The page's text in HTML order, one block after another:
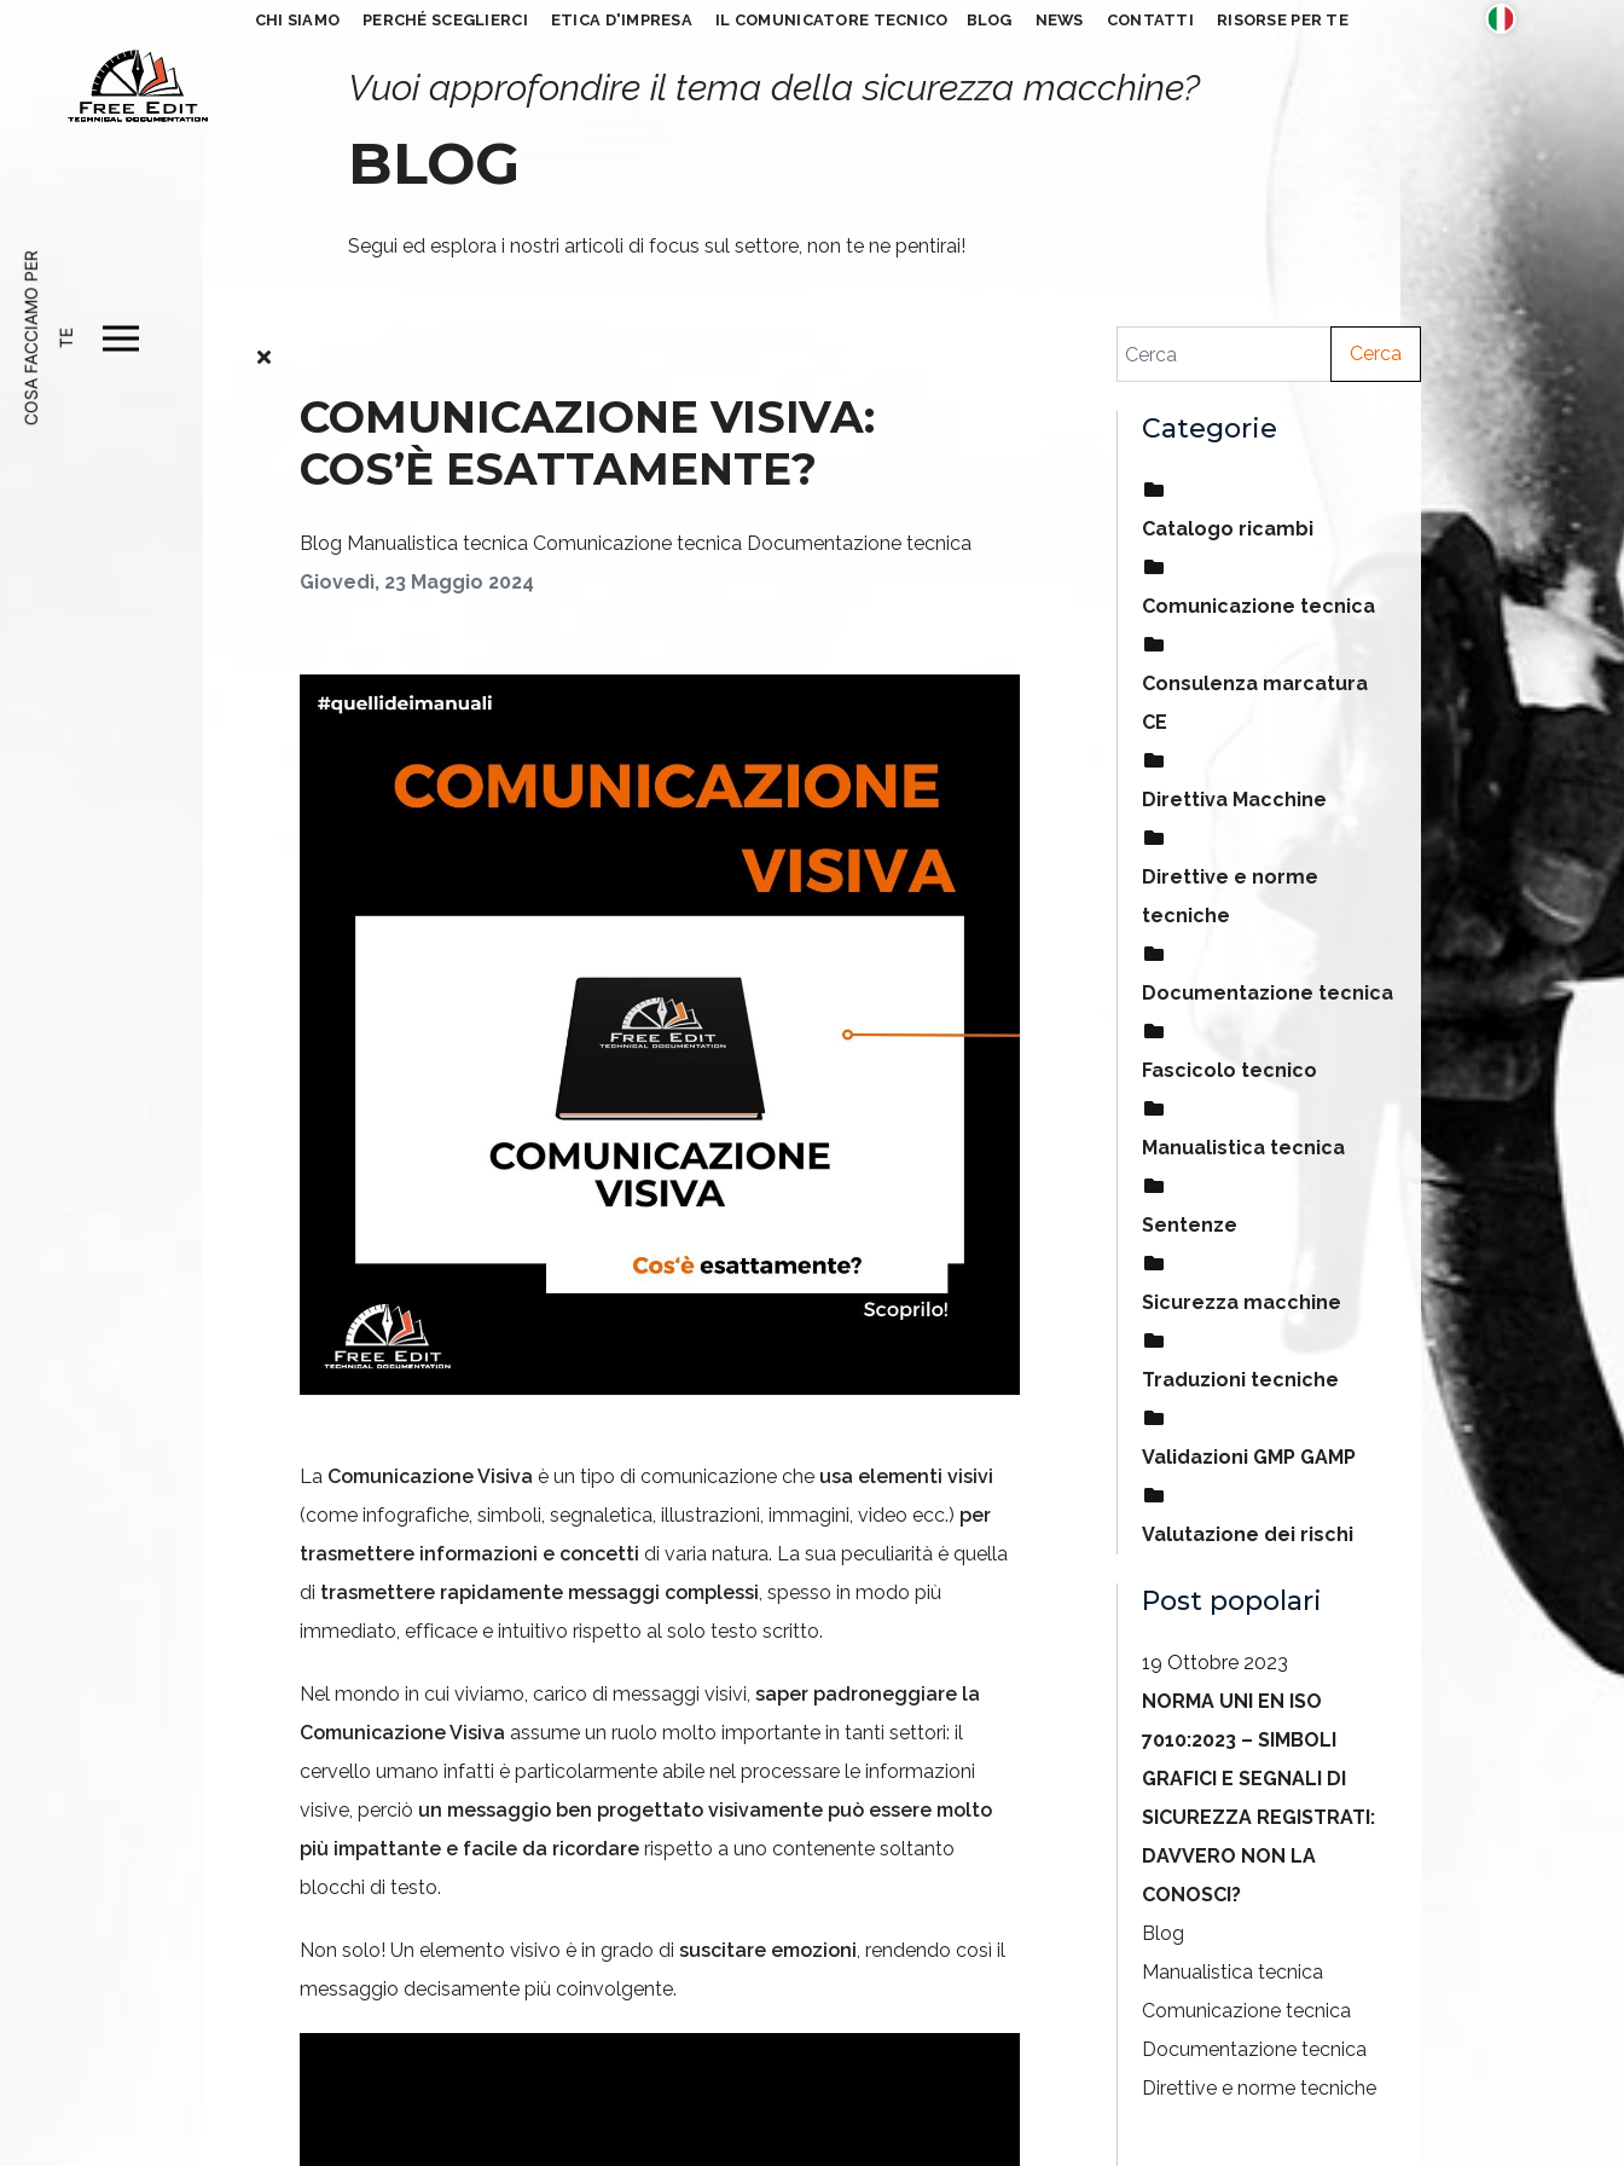
CHI SIAMO PERCHÉ SCEGLIERCI ETICA D'IMPRESA IL COMUNICATORE TECNICO BLOG NEWS CONTATTI RISORSE PER TE
C
O
S
A
F
A
C C
I
A
M
O
P
E
R
T E
Vuoi approfondire il tema della sicurezza macchine?
BLOG
Segui ed esplora i nostri articoli di focus sul settore, non te ne pentirai!
COMUNICAZIONE VISIVA:
COS’È ESATTAMENTE?
Blog Manualistica tecnica Comunicazione tecnica Documentazione tecnica
Giovedì, 23 Maggio 2024
La Comunicazione Visiva è un tipo di comunicazione che usa elementi visivi
(come infografiche, simboli, segnaletica, illustrazioni, immagini, video ecc.) per
trasmettere informazioni e concetti di varia natura. La sua peculiarità è quella
di trasmettere rapidamente messaggi complessi, spesso in modo più
immediato, efficace e intuitivo rispetto al solo testo scritto.
Nel mondo in cui viviamo, carico di messaggi visivi, saper padroneggiare la
Comunicazione Visiva assume un ruolo molto importante in tanti settori: il
cervello umano infatti è particolarmente abile nel processare le informazioni
visive, perciò un messaggio ben progettato visivamente può essere molto
più impattante e facile da ricordare rispetto a uno contenente soltanto
blocchi di testo.
Non solo! Un elemento visivo è in grado di suscitare emozioni, rendendo così il
messaggio decisamente più coinvolgente.
Cerca
Categorie
Catalogo ricambi
Comunicazione tecnica
Consulenza marcatura
CE
Direttiva Macchine
Direttive e norme
tecniche
Documentazione tecnica
Fascicolo tecnico
Manualistica tecnica
Sentenze
Sicurezza macchine
Traduzioni tecniche
Validazioni GMP GAMP
Valutazione dei rischi
Post popolari
19 Ottobre 2023
NORMA UNI EN ISO
7010:2023 – SIMBOLI
GRAFICI E SEGNALI DI
SICUREZZA REGISTRATI:
DAVVERO NON LA
CONOSCI?
Blog
Manualistica tecnica
Comunicazione tecnica
Documentazione tecnica
Direttive e norme tecniche